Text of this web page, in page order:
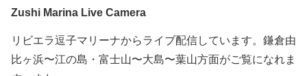
Zushi Marina Live Camera
リビエラ逗子マリーナからライブ配信しています。鎌倉由
比ヶ浜〜江の島・富士山〜大島〜葉山方面がご覧になれま